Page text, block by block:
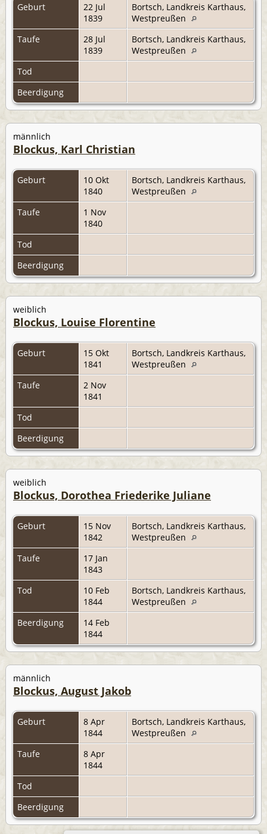
Geburt
22 Jul
1839
Bortsch, Landkreis Karthaus,
Westpreußen
Taufe
28 Jul
1839
Bortsch, Landkreis Karthaus,
Westpreußen
Tod
Beerdigung
männlich
Blockus, Karl Christian
Geburt
10 Okt
1840
Bortsch, Landkreis Karthaus,
Westpreußen
Taufe
1 Nov
1840
Tod
Beerdigung
weiblich
Blockus, Louise Florentine
Geburt
15 Okt
1841
Bortsch, Landkreis Karthaus,
Westpreußen
Taufe
2 Nov
1841
Tod
Beerdigung
weiblich
Blockus, Dorothea Friederike Juliane
Geburt
15 Nov
1842
Bortsch, Landkreis Karthaus,
Westpreußen
Taufe
17 Jan
1843
Tod
10 Feb
1844
Bortsch, Landkreis Karthaus,
Westpreußen
Beerdigung
14 Feb
1844
männlich
Blockus, August Jakob
Geburt
8 Apr
1844
Bortsch, Landkreis Karthaus,
Westpreußen
Taufe
8 Apr
1844
Tod
Beerdigung